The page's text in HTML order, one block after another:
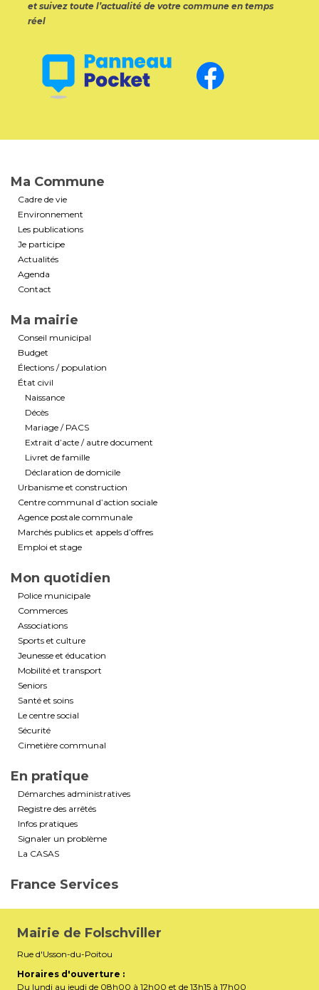
et suivez toute l’actualité de votre commune en temps
réel
Ma Commune
Cadre de vie
Environnement
Les publications
Je participe
Actualités
Agenda
Contact
Ma mairie
Conseil municipal
Budget
Élections / population
État civil
Naissance
Décès
Mariage / PACS
Extrait d’acte / autre document
Livret de famille
Déclaration de domicile
Urbanisme et construction
Centre communal d’action sociale
Agence postale communale
Marchés publics et appels d’offres
Emploi et stage
Mon quotidien
Police municipale
Commerces
Associations
Sports et culture
Jeunesse et éducation
Mobilité et transport
Seniors
Santé et soins
Le centre social
Sécurité
Cimetière communal
En pratique
Démarches administratives
Registre des arrêtés
Infos pratiques
Signaler un problème
La CASAS
France Services
Mairie de Folschviller
Rue d'Usson-du-Poitou
Horaires d'ouverture :
Du lundi au jeudi de 08h00 à 12h00 et de 13h15 à 17h00